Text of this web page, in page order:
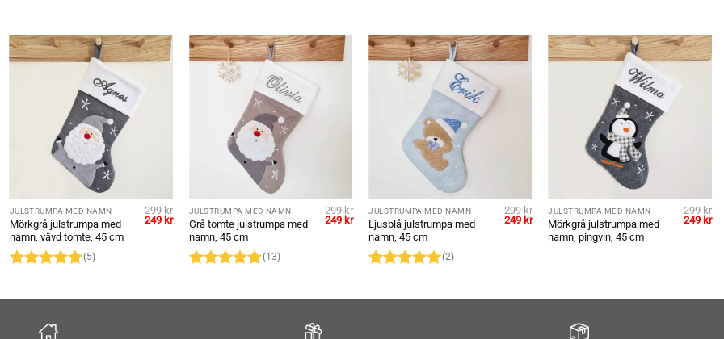
kr.
JULSTRUMPA MED NAMN
Mörkgrå julstrumpa med
namn, vävd tomte, 45 cm
(5)
299kr
Det
ursprungliga
249 krDet
nuvarande
priset
249 kr.
JULSTRUMPA MED NAMN
Grå tomte julstrumpa med
namn, 45 cm
(13)
299kr
Det
ursprungliga
249 krDet
nuvarande
priset
249 kr.
JULSTRUMPA MED NAMN
Ljusblå julstrumpa med
namn, 45 cm
(2)
299kr
Det
ursprungliga
249 krDet
nuvarande
priset
JULSTRUMPA MED NAMN
Mörkgrå julstrumpa med
namn, pingvin, 45 cm
299kr
Det
249 kr